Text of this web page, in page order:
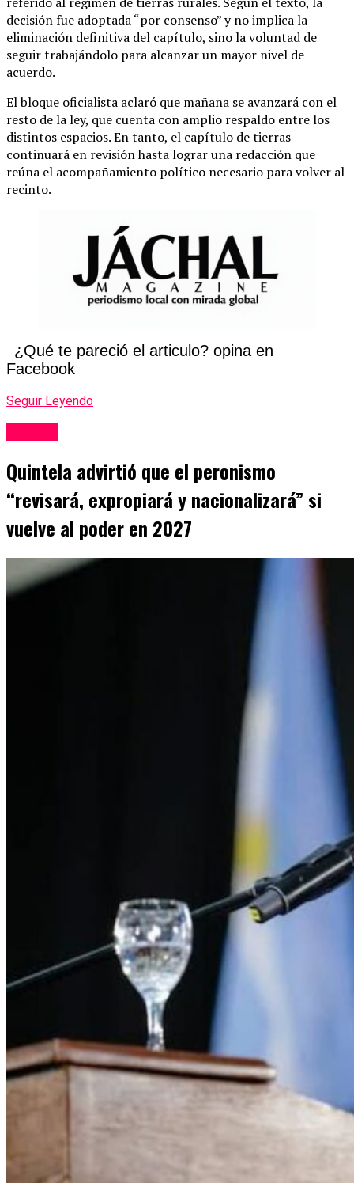
decisión fue adoptada “por consenso” y no implica la
eliminación definitiva del capítulo, sino la voluntad de
seguir trabajándolo para alcanzar un mayor nivel de
acuerdo.
El bloque oficialista aclaró que mañana se avanzará con el
resto de la ley, que cuenta con amplio respaldo entre los
distintos espacios. En tanto, el capítulo de tierras
continuará en revisión hasta lograr una redacción que
reúna el acompañamiento político necesario para volver al
recinto.
¿Qué te pareció el articulo? opina en
Facebook
Seguir Leyendo
Quintela advirtió que el peronismo
“revisará, expropiará y nacionalizará” si
vuelve al poder en 2027